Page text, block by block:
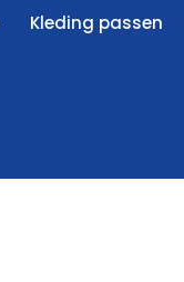
Kleding passen